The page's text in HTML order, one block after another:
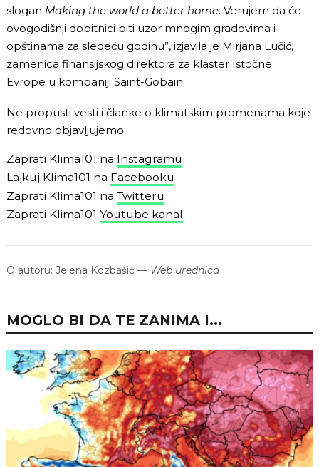
slogan Making the world a better home. Verujem da će
ovogodišnji dobitnici biti uzor mnogim gradovima i
opštinama za sledeću godinu”, izjavila je Mirjana Lučić,
zamenica finansijskog direktora za klaster Istočne
Evrope u kompaniji Saint-Gobain.
Ne propusti vesti i članke o klimatskim promenama koje
redovno objavljujemo.
Zaprati Klima101 na Instagramu
Lajkuj Klima101 na Facebooku
Zaprati Klima101 na Twitteru
Zaprati Klima101 Youtube kanal
O autoru: Jelena Kozbašić — Web urednica
MOGLO BI DA TE ZANIMA I...